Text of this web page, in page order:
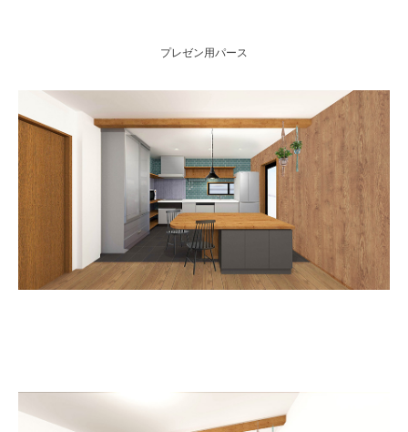
プレゼン用パース